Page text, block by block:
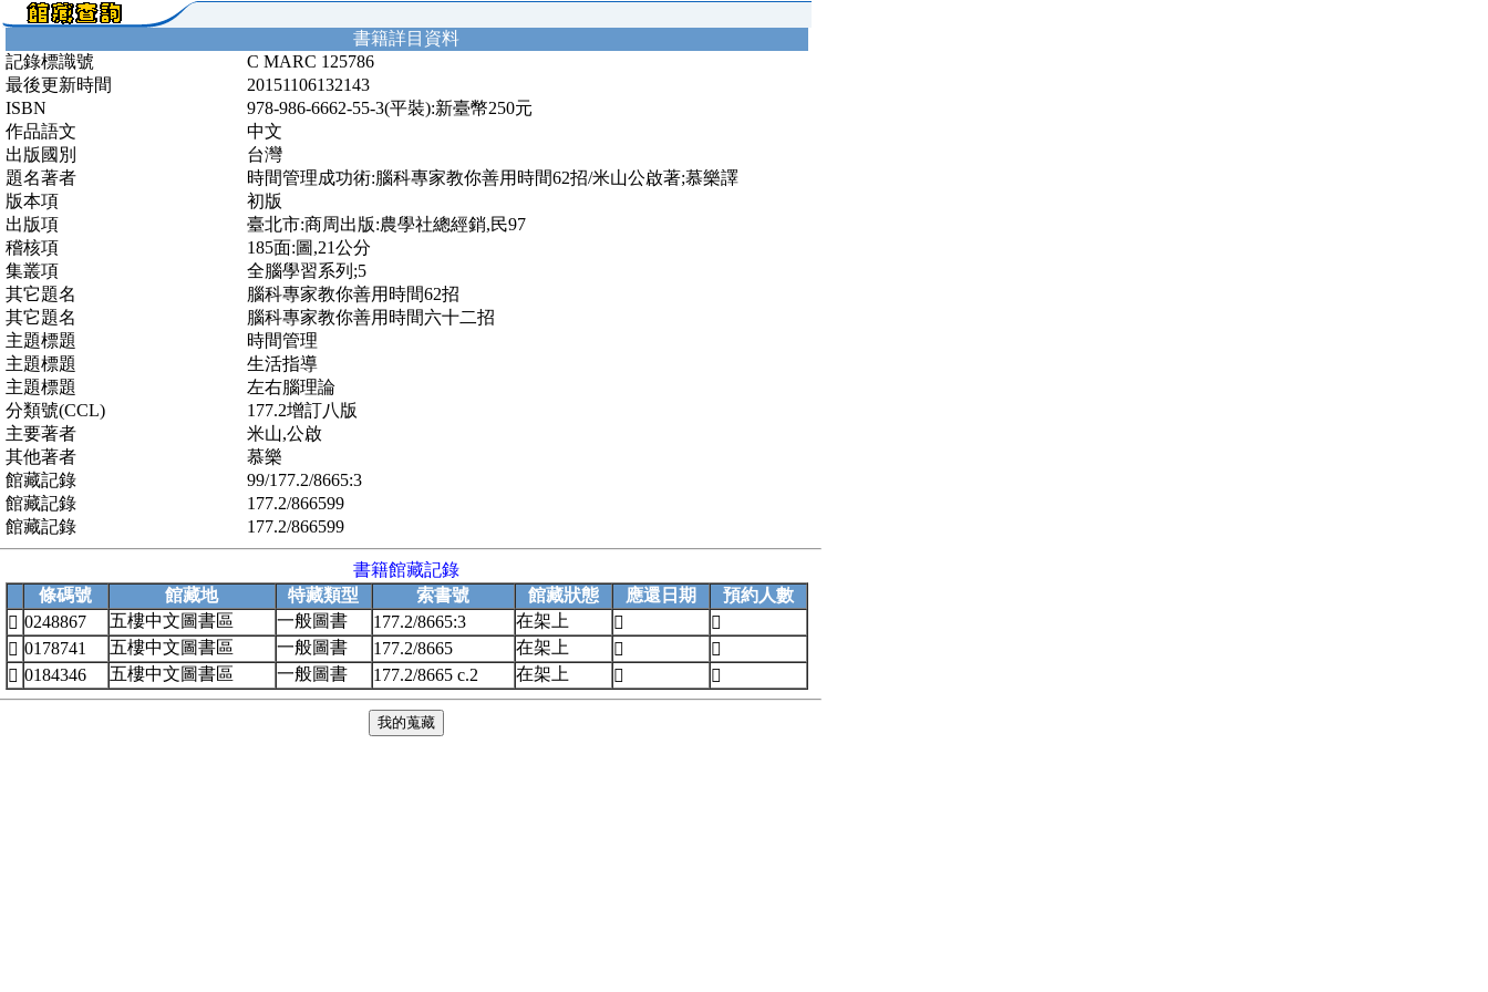
書籍詳目資料
記錄標識號
C MARC 125786
最後更新時間
20151106132143
ISBN
978-986-6662-55-3(平裝):新臺幣250元
作品語文
中文
出版國別
台灣
題名著者
時間管理成功術:腦科專家教你善用時間62招/米山公啟著;慕樂譯
版本項
初版
出版項
臺北市:商周出版:農學社總經銷,民97
稽核項
185面:圖,21公分
集叢項
全腦學習系列;5
其它題名
腦科專家教你善用時間62招
其它題名
腦科專家教你善用時間六十二招
主題標題
時間管理
主題標題
生活指導
主題標題
左右腦理論
分類號(CCL)
177.2增訂八版
主要著者
米山,公啟
其他著者
慕樂
館藏記錄
99/177.2/8665:3
館藏記錄
177.2/866599
館藏記錄
177.2/866599
書籍館藏記錄
條碼號
館藏地 特藏類型 索書號 館藏狀態 應還日期
預約人數
 0248867 五樓中文圖書區 一般圖書 177.2/8665:3 在架上 

 0178741 五樓中文圖書區 一般圖書 177.2/8665 在架上 

 0184346 五樓中文圖書區 一般圖書 177.2/8665 c.2 在架上  